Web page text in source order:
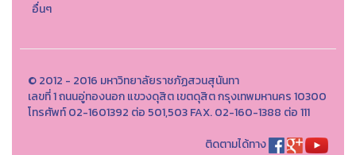
อื่นๆ
© 2012 - 2016 มหาวิทยาลัยราชภัฏสวนสุนันทา
เลขที่ 1 ถนนอู่ทองนอก แขวงดุสิต เขตดุสิต กรุงเทพมหานคร 10300
โทรศัพท์ 02-1601392 ต่อ 501,503 FAX. 02-160-1388 ต่อ 111
ติดตามได้ทาง